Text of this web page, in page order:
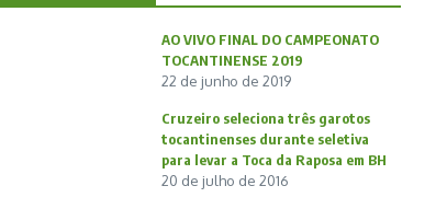
AO VIVO FINAL DO CAMPEONATO
TOCANTINENSE 2019
22 de junho de 2019
Cruzeiro seleciona três garotos
tocantinenses durante seletiva
para levar a Toca da Raposa em BH
20 de julho de 2016